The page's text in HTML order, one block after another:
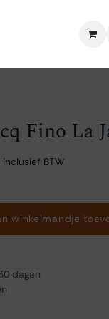
Fino La
BTW
winkelmandje
dagen